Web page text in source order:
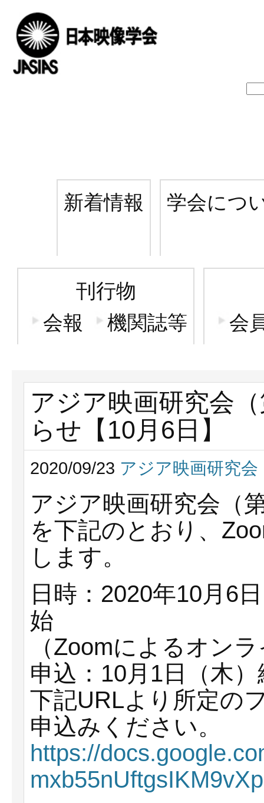
新着情報 学会につ
刊行物
会報
機関誌等 会
アジア映画研究会
らせ【10月6日】
2020/09/23 アジア映画研究会
アジア映画研究会（
を下記のとおり、
します。
日時：2020年10月6
始
（Zoomによるオン
申込：10月1日（木）
下記URLより所定の
申込みください。
https://